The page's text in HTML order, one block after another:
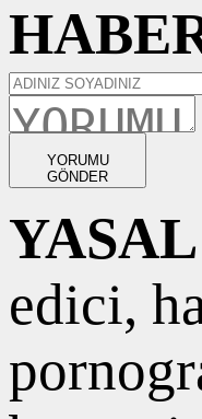
YORUMU
GÖNDER
edici,